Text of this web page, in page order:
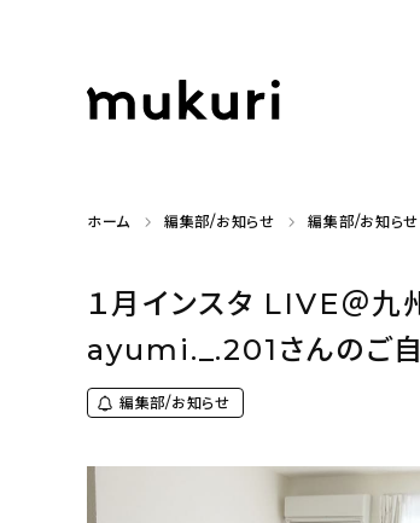
ホーム 編集部/お知らせ 編集部/お知らせ
１月インスタ LIVE＠九
ayumi._.201さんのご
編集部/お知らせ